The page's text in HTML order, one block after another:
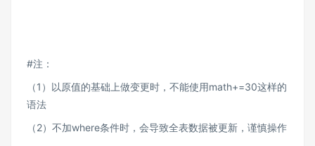
#注：
（1）以原值的基础上做变更时，不能使用math+=30这样的
语法
（2）不加where条件时，会导致全表数据被更新，谨慎操作